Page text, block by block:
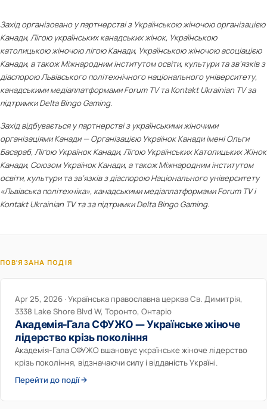
Захід організовано у партнерстві з Українською жіночою організацією
Канади, Лігою українських канадських жінок, Українською
католицькою жіночою лігою Канади, Українською жіночою асоціацією
Канади, а також Міжнародним інститутом освіти, культури та зв’язків з
діаспорою Львівського політехнічного національного університету,
канадськими медіаплатформами Forum TV та Kontakt Ukrainian TV за
підтримки Delta Bingo Gaming.
Захід відбувається у партнерстві з українськими жіночими
організаціями Канади — Організацією Українок Канади імені Ольги
Басараб, Ліґою Українок Канади, Ліґою Українських Католицьких Жінок
Канади, Союзом Українок Канади, а також Міжнародним інститутом
освіти, культури та зв’язків з діаспорою Національного університету
«Львівська політехніка», канадськими медіаплатформами Forum TV і
Kontakt Ukrainian TV та за підтримки Delta Bingo Gaming.
ПОВ'ЯЗАНА ПОДІЯ
Apr 25, 2026 · Українська православна церква Св. Димитрія,
3338 Lake Shore Blvd W, Торонто, Онтаріо
Академія-Гала СФУЖО — Українське жіноче
лідерство крізь покоління
Академія-Гала СФУЖО вшановує українське жіноче лідерство
крізь покоління, відзначаючи силу і відданість Україні.
Перейти до події →